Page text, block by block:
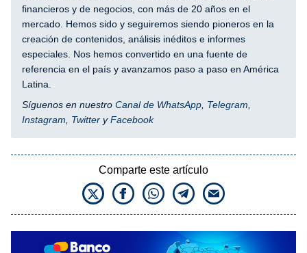
financieros y de negocios, con más de 20 años en el
mercado. Hemos sido y seguiremos siendo pioneros en la
creación de contenidos, análisis inéditos e informes
especiales. Nos hemos convertido en una fuente de
referencia en el país y avanzamos paso a paso en América
Latina.
Síguenos en nuestro Canal de WhatsApp Telegram
Instagram
Twitter yFacebook
Comparte este artículo